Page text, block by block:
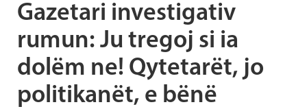
Gazetari investigativ
rumun: Ju tregoj si ia
dolëm ne! Qytetarët, jo
politikanët, e bënë